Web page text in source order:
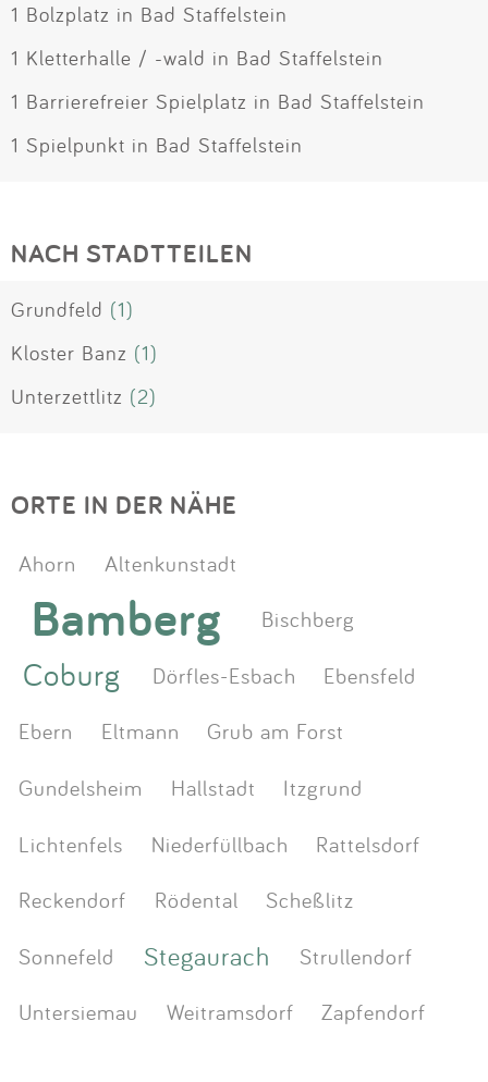
1 Bolzplatz in Bad Staffelstein
1 Kletterhalle / -wald in Bad Staffelstein
1 Barrierefreier Spielplatz in Bad Staffelstein
1 Spielpunkt in Bad Staffelstein
NACH STADTTEILEN
Grundfeld (1)
Kloster Banz (1)
Unterzettlitz (2)
ORTE IN DER NÄHE
Ahorn Altenkunstadt
Bamberg Bischberg
Coburg Dörfles-Esbach
Ebensfeld
Ebern
Eltmann
Grub am Forst
Gundelsheim
Hallstadt
Itzgrund
Lichtenfels
Niederfüllbach
Rattelsdorf
Reckendorf
Rödental
Scheßlitz
Sonnefeld
Stegaurach
Strullendorf
Untersiemau
Weitramsdorf Zapfendorf